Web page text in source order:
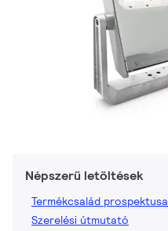
Népszerű letöltések
Termékcsalád prospektusa
Szerelési útmutató